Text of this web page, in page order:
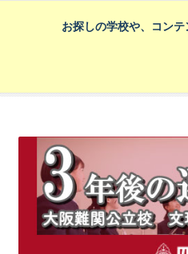
お探しの学校や、コンテ